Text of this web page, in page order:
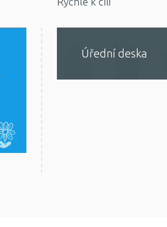
Úřední deska